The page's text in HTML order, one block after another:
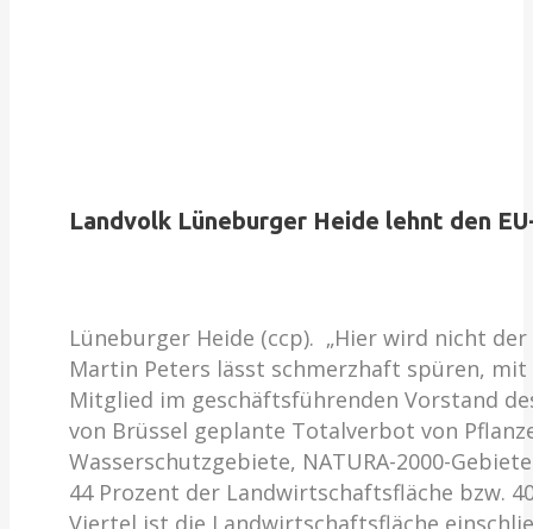
Landvolk Lüneburger Heide lehnt den
Lüneburger Heide (ccp). „Hier wird nicht
Martin Peters lässt schmerzhaft spüren, mit
Mitglied im geschäftsführenden Vorstand
von Brüssel geplante Totalverbot von
Wasserschutzgebiete, NATURA-2000-
44 Prozent der Landwirtschaftsfläche bzw.
Viertel ist die Landwirtschaftsfläche